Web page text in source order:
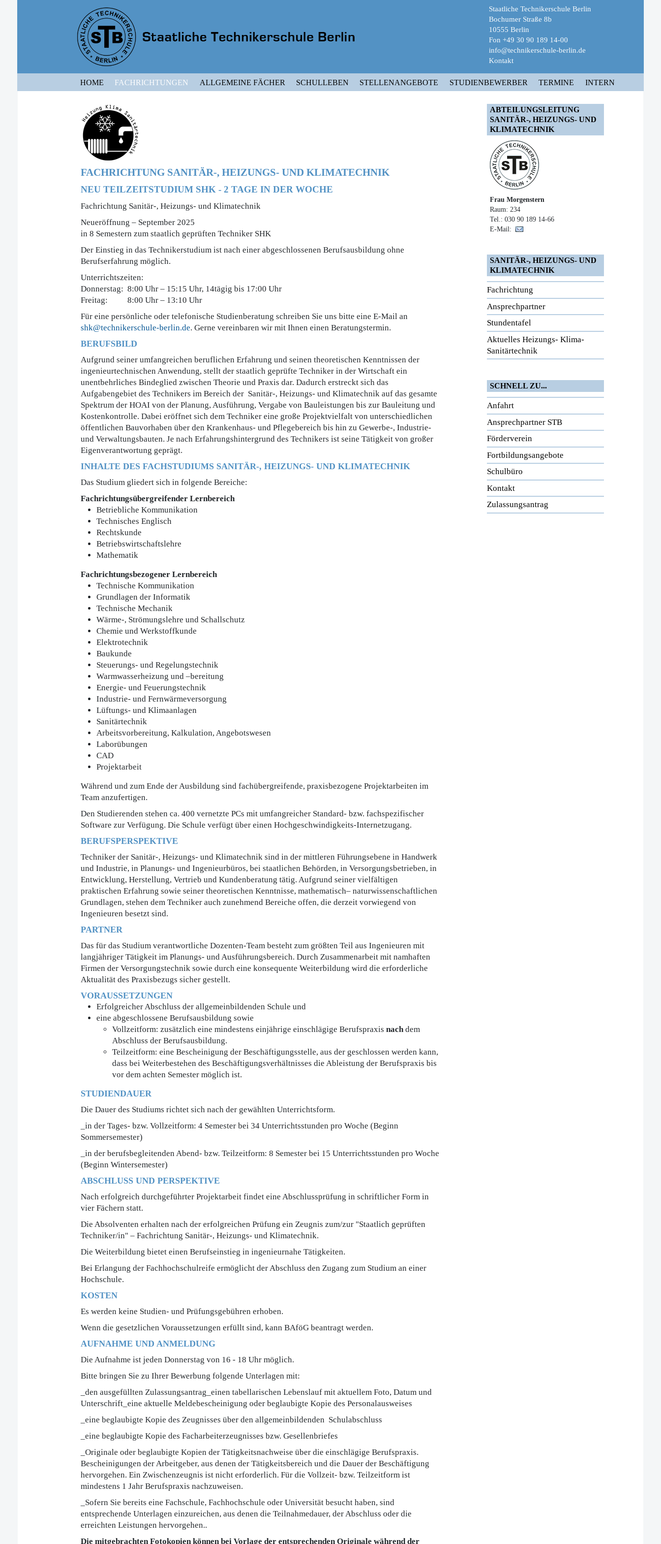
Staatliche Technikerschule Berlin
Bochumer Straße 8b
10555 Berlin
Fon +49 30 90 189 14-00
info@technikerschule-berlin.de
Kontakt
HOME FACHRICHTUNGEN ALLGEMEINE FÄCHER SCHULLEBEN STELLENANGEBOTE STUDIENBEWERBER TERMINE INTERN
FACHRICHTUNG SANITÄR-, HEIZUNGS- UND KLIMATECHNIK
NEU TEILZEITSTUDIUM SHK - 2 TAGE IN DER WOCHE
Fachrichtung Sanitär-, Heizungs- und Klimatechnik
Neueröffnung – September 2025
in 8 Semestern zum staatlich geprüften Techniker SHK
Der Einstieg in das Technikerstudium ist nach einer abgeschlossenen Berufsausbildung ohne
Berufserfahrung möglich.
Unterrichtszeiten:
Donnerstag: 8:00 Uhr – 15:15 Uhr, 14tägig bis 17:00 Uhr
Freitag: 8:00 Uhr – 13:10 Uhr
Für eine persönliche oder telefonische Studienberatung schreiben Sie uns bitte eine E-Mail an
shk@technikerschule-berlin.de. Gerne vereinbaren wir mit Ihnen einen Beratungstermin.
BERUFSBILD
Aufgrund seiner umfangreichen beruflichen Erfahrung und seinen theoretischen Kenntnissen der
ingenieurtechnischen Anwendung, stellt der staatlich geprüfte Techniker in der Wirtschaft ein
unentbehrliches Bindeglied zwischen Theorie und Praxis dar. Dadurch erstreckt sich das
Aufgabengebiet des Technikers im Bereich der Sanitär-, Heizungs- und Klimatechnik auf das gesamte
Spektrum der HOAI von der Planung, Ausführung, Vergabe von Bauleistungen bis zur Bauleitung und
Kostenkontrolle. Dabei eröffnet sich dem Techniker eine große Projektvielfalt von unterschiedlichen
öffentlichen Bauvorhaben über den Krankenhaus- und Pflegebereich bis hin zu Gewerbe-, Industrie-
und Verwaltungsbauten. Je nach Erfahrungshintergrund des Technikers ist seine Tätigkeit von großer
Eigenverantwortung geprägt.
INHALTE DES FACHSTUDIUMS SANITÄR-, HEIZUNGS- UND KLIMATECHNIK
Das Studium gliedert sich in folgende Bereiche:
Fachrichtungsübergreifender Lernbereich
Betriebliche Kommunikation
Technisches Englisch
Rechtskunde
Betriebswirtschaftslehre
Mathematik
Fachrichtungsbezogener Lernbereich
Technische Kommunikation
Grundlagen der Informatik
Technische Mechanik
Wärme-, Strömungslehre und Schallschutz
Chemie und Werkstoffkunde
Elektrotechnik
Baukunde
Steuerungs- und Regelungstechnik
Warmwasserheizung und –bereitung
Energie- und Feuerungstechnik
Industrie- und Fernwärmeversorgung
Lüftungs- und Klimaanlagen
Sanitärtechnik
Arbeitsvorbereitung, Kalkulation, Angebotswesen
Laborübungen
CAD
Projektarbeit
Während und zum Ende der Ausbildung sind fachübergreifende, praxisbezogene Projektarbeiten im
Team anzufertigen.
Den Studierenden stehen ca. 400 vernetz­te PCs mit umfangreicher Standard- bzw. fachspezifischer
Software zur Verfügung. Die Schule verfügt über einen Hochge­schwindigkeits-Internetzugang.
BERUFSPERSPEKTIVE
Techniker der Sanitär-, Heizungs- und Klimatechnik sind in der mittleren Führungsebene in Handwerk
und Industrie, in Planungs- und Ingenieurbüros, bei staatlichen Behörden, in Versorgungsbetrieben, in
Entwicklung, Herstellung, Vertrieb und Kundenberatung tätig. Aufgrund seiner vielfältigen
praktischen Erfahrung sowie seiner theoretischen Kenntnisse, mathematisch– naturwissenschaftlichen
Grundlagen, stehen dem Techniker auch zunehmend Bereiche offen, die derzeit vorwiegend von
Ingenieuren besetzt sind.
PARTNER
Das für das Studium verantwortliche Dozenten-Team besteht zum größten Teil aus Ingenieuren mit
langjähriger Tätigkeit im Planungs- und Ausführungsbereich. Durch Zusammenarbeit mit namhaften
Firmen der Versorgungstechnik sowie durch eine konsequente Weiterbildung wird die erforderliche
Aktualität des Praxisbezugs sicher gestellt.
VORAUSSETZUNGEN
Erfolgreicher Abschluss der allgemeinbildenden Schule und
eine abgeschlossene Berufsausbildung sowie
Vollzeitform: zusätzlich eine mindestens einjährige einschlägige Berufspraxis nachdem
Abschluss der Berufsausbildung.
Teilzeitform: eine Bescheinigung der Beschäftigungsstelle, aus der geschlossen werden kann,
dass bei Weiterbestehen des Beschäftigungsverhältnisses die Ableistung der Berufspraxis bis
vor dem achten Semester möglich ist.
STUDIENDAUER
Die Dauer des Studiums richtet sich nach der gewählten Unterrichtsform.
_in der Tages- bzw. Vollzeitform: 4 Semester bei 34 Unterrichtsstunden pro Woche (Beginn
Sommersemester)
_in der berufsbegleitenden Abend- bzw. Teilzeitform: 8 Semester bei 15 Unterrichtsstunden pro Woche
(Beginn Wintersemester)
ABSCHLUSS UND PERSPEKTIVE
Nach erfolgreich durchgeführter Projektarbeit findet eine Abschlussprüfung in schriftlicher Form in
vier Fächern statt.
Die Absolventen erhalten nach der erfolgreichen Prüfung ein Zeugnis zum/zur "Staatlich geprüften
Techniker/in" – Fachrichtung Sanitär-, Heizungs- und Klimatechnik.
Die Weiterbildung bietet einen Berufseinstieg in ingenieurnahe Tätigkeiten.
Bei Erlangung der Fachhochschulreife ermöglicht der Abschluss den Zugang zum Studium an einer
Hochschule.
KOSTEN
Es werden keine Studien- und Prüfungsgebühren erhoben.
Wenn die gesetzlichen Voraussetzungen erfüllt sind, kann BAföG beantragt werden.
AUFNAHME UND ANMELDUNG
Die Aufnahme ist jeden Donnerstag von 16 - 18 Uhr möglich.
Bitte bringen Sie zu Ihrer Bewerbung folgende Unterlagen mit:
_den ausgefüllten Zulassungsantrag_einen tabellarischen Lebenslauf mit aktuellem Foto, Datum und
Unterschrift_eine aktuelle Meldebescheinigung oder beglaubigte Kopie des Personalausweises
_eine beglaubigte Kopie des Zeugnisses über den allgemeinbildenden Schulabschluss
_eine beglaubigte Kopie des Facharbeiterzeugnisses bzw. Gesellenbriefes
_Originale oder beglaubigte Kopien der Tätigkeitsnachweise über die einschlägige Berufspraxis.
Bescheinigungen der Arbeitgeber, aus denen der Tätigkeitsbereich und die Dauer der Beschäftigung
hervorgehen. Ein Zwischenzeugnis ist nicht erforderlich. Für die Vollzeit- bzw. Teilzeitform ist
mindestens 1 Jahr Berufspraxis nachzuweisen.
_Sofern Sie bereits eine Fachschule, Fachhochschule oder Universität besucht haben, sind
entsprechende Unterlagen einzureichen, aus denen die Teilnahmedauer, der Abschluss oder die
erreichten Leistungen hervorgehen..
Die mitgebrachten Fotokopien können bei Vorlage der entsprechenden Originale während der
ABTEILUNGSLEITUNG
SANITÄR-, HEIZUNGS- UND
KLIMATECHNIK
Frau Morgenstern
Raum: 234
Tel.: 030 90 189 14-66
E-Mail:
SANITÄR-, HEIZUNGS- UND
KLIMATECHNIK
Fachrichtung
Ansprechpartner
Stundentafel
Aktuelles Heizungs- Klima-
Sanitärtechnik
SCHNELL ZU...
Anfahrt
Ansprechpartner STB
Förderverein
Fortbildungsangebote
Schulbüro
Kontakt
Zulassungsantrag